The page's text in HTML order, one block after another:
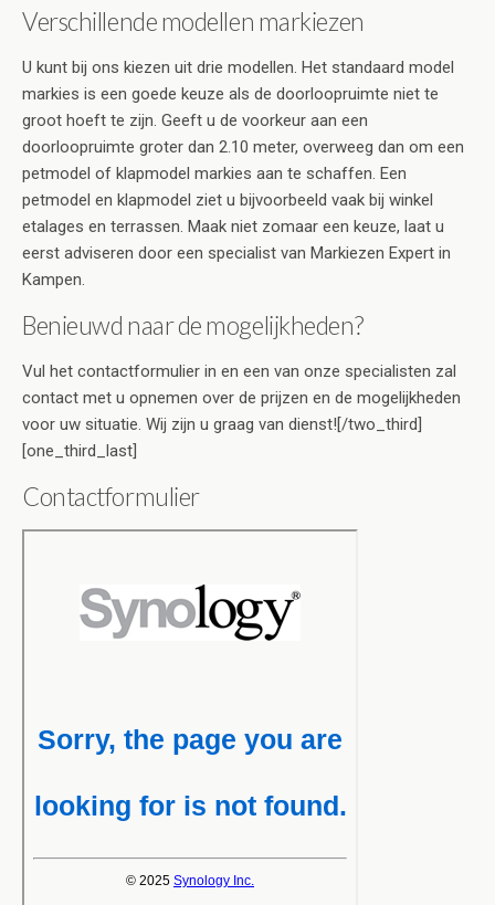
Verschillende modellen markiezen
U kunt bij ons kiezen uit drie modellen. Het standaard model
markies is een goede keuze als de doorloopruimte niet te
groot hoeft te zijn. Geeft u de voorkeur aan een
doorloopruimte groter dan 2.10 meter, overweeg dan om een
petmodel of klapmodel markies aan te schaffen. Een
petmodel en klapmodel ziet u bijvoorbeeld vaak bij winkel
etalages en terrassen. Maak niet zomaar een keuze, laat u
eerst adviseren door een specialist van Markiezen Expert in
Kampen.
Benieuwd naar de mogelijkheden?
Vul het contactformulier in en een van onze specialisten zal
contact met u opnemen over de prijzen en de mogelijkheden
voor uw situatie. Wij zijn u graag van dienst![/two_third]
[one_third_last]
Contactformulier